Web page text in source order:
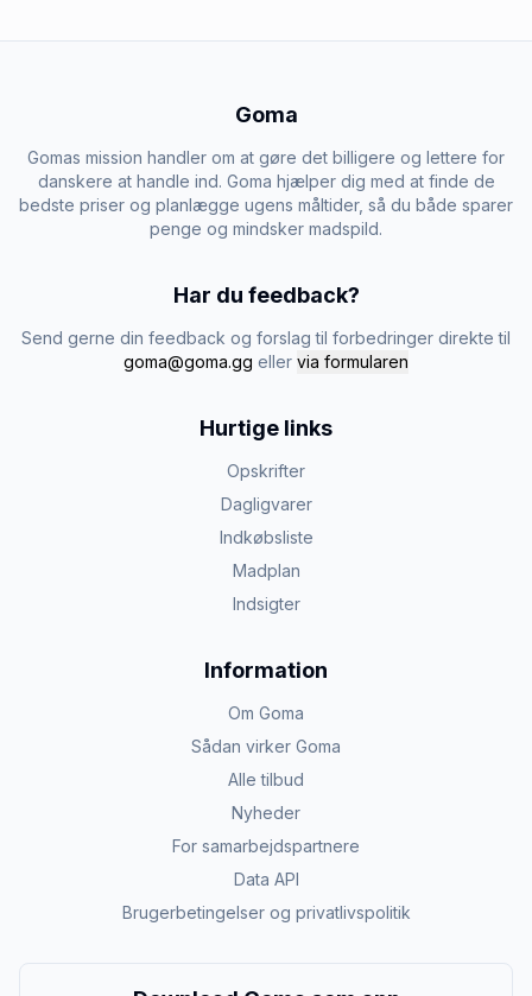
Goma
Gomas mission handler om at gøre det billigere og lettere for
danskere at handle ind. Goma hjælper dig med at finde de
bedste priser og planlægge ugens måltider, så du både sparer
penge og mindsker madspild.
Har du feedback?
Send gerne din feedback og forslag til forbedringer direkte til
goma@goma.gg eller via formularen
Hurtige links
Opskrifter
Dagligvarer
Indkøbsliste
Madplan
Indsigter
Information
Om Goma
Sådan virker Goma
Alle tilbud
Nyheder
For samarbejdspartnere
Data API
Brugerbetingelser og privatlivspolitik